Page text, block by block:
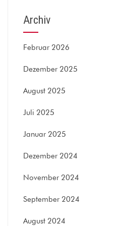
Archiv
Februar 2026
Dezember 2025
August 2025
Juli 2025
Januar 2025
Dezember 2024
November 2024
September 2024
August 2024